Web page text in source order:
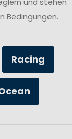
Bedingungen.
Racing